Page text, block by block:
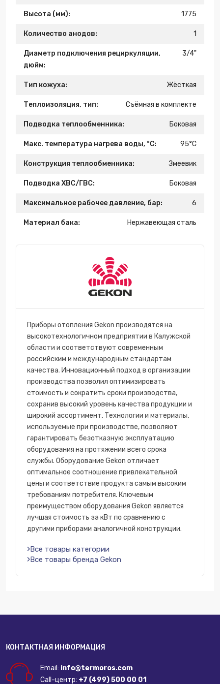
Высота (мм): 1775
Количество анодов: 1
Диаметр подключения рециркуляции,
дюйм:
3/4"
Тип кожуха: Жёсткая
Теплоизоляция, тип: Съёмная в комплекте
Подводка теплообменника: Боковая
Макс. температура нагрева воды, °С: 95°С
Конструкция теплообменника: Змеевик
Подводка ХВС/ГВС: Боковая
Максимальное рабочее давление, бар: 6
Материал бака: Нержавеющая сталь
Приборы отопления Gekon производятся на
высокотехнологичном предприятии в Калужской
области и соответствуют современным
российским и международным стандартам
качества. Инновационный подход в организации
производства позволил оптимизировать
стоимость и сократить сроки производства,
сохранив высокий уровень качества продукции и
широкий ассортимент. Технологии и материалы,
используемые при производстве, позволяют
гарантировать безотказную эксплуатацию
оборудования на протяжении всего срока
службы. Оборудование Gekon отличает
оптимальное соотношение привлекательной
цены и соответствие продукта самым высоким
требованиям потребителя. Ключевым
преимуществом оборудования Gekon является
лучшая стоимость за кВт по сравнению с
другими приборами аналогичной конструкции.
Все товары категории
Все товары бренда Gekon
КОНТАКТНАЯ ИНФОРМАЦИЯ
Email: info@termoros.com
Call-центр: +7 (499) 500 00 01